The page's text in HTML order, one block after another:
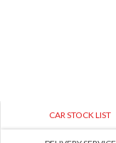
CAR STOCK LIST